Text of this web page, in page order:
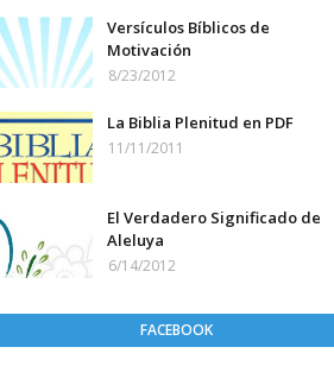
Versículos Bíblicos de
Motivación
8/23/2012
La Biblia Plenitud en PDF
11/11/2011
El Verdadero Significado de
Aleluya
6/14/2012
FACEBOOK